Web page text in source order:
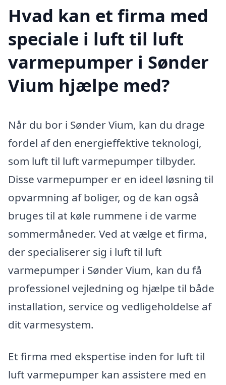
Hvad kan et firma med
speciale i luft til luft
varmepumper i Sønder
Vium hjælpe med?
Når du bor i Sønder Vium, kan du drage
fordel af den energieffektive teknologi,
som luft til luft varmepumper tilbyder.
Disse varmepumper er en ideel løsning til
opvarmning af boliger, og de kan også
bruges til at køle rummene i de varme
sommermåneder. Ved at vælge et firma,
der specialiserer sig i luft til luft
varmepumper i Sønder Vium, kan du få
professionel vejledning og hjælpe til både
installation, service og vedligeholdelse af
dit varmesystem.
Et firma med ekspertise inden for luft til
luft varmepumper kan assistere med en